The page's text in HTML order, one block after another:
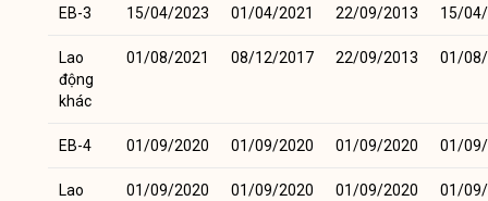
EB-3 15/04/2023 01/04/2021 22/09/2013 15/
Lao
động
khác
01/08/2021 08/12/2017 22/09/2013 01/
EB-4 01/09/2020 01/09/2020 01/09/2020 01/
Lao
01/09/2020 01/09/2020 01/09/2020 01/